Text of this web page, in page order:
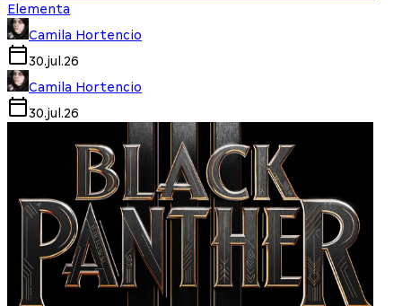
Elementa
Camila Hortencio
30.jul.26
Camila Hortencio
30.jul.26